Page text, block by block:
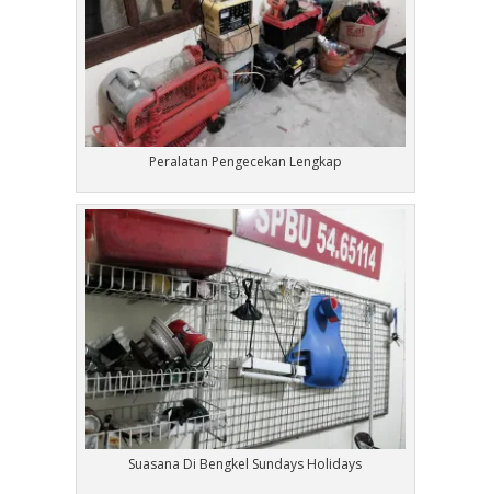
Peralatan Pengecekan Lengkap
Suasana Di Bengkel Sundays Holidays